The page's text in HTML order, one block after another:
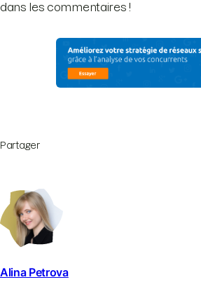
dans les commentaires !
Partager
Alina Petrova